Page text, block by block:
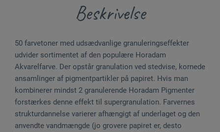
Beskrivelse
50 farvetoner med udsædvanlige granuleringseffekter
udvider sortimentet af den populære Horadam
Akvarelfarve. Der opstår granulation ved stedvise, kornede
ansamlinger af pigmentpartikler på papiret. Hvis man
kombinerer mindst 2 granulerende Horadam Pigmenter
forstærkes denne effekt til supergranulation. Farvernes
strukturdannelse varierer afhængigt af underlaget og den
anvendte vandmængde (jo grovere papiret er, desto